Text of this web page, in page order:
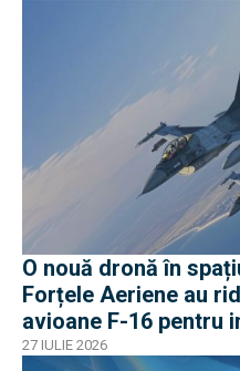
O nouă dronă în
Forțele Aeriene au
avioane F-16 pentru
27 IULIE 2026